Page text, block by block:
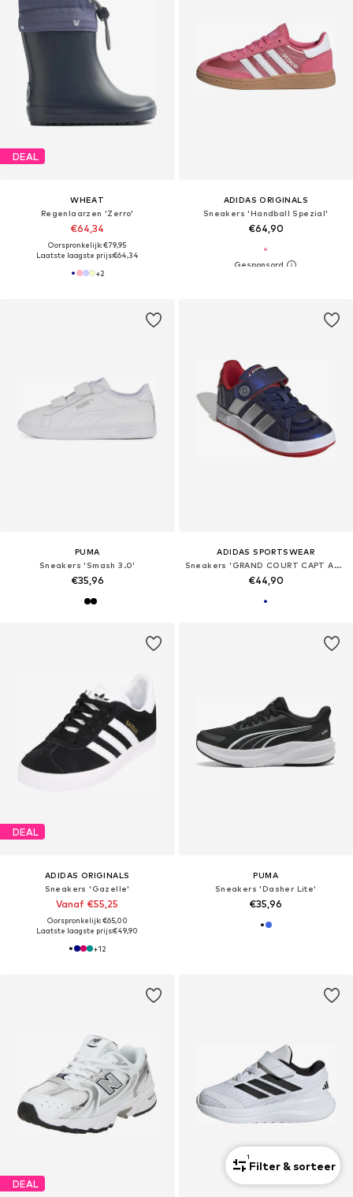
DEAL
WHEAT
Regenlaarzen 'Zerro'
€64,34
Oorspronkelijk: €79,95
Laatste laagste prijs:€64,34
+2
ADIDAS ORIGINALS
Sneakers 'Handball Spezial'
€64,90
PUMA
Sneakers 'Smash 3.0'
€35,96
ADIDAS SPORTSWEAR
Sneakers 'GRAND COURT CAPT AMERICA'
€44,90
DEAL
ADIDAS ORIGINALS
Sneakers 'Gazelle'
Vanaf €55,25
Oorspronkelijk: €65,00
Laatste laagste prijs:€49,90
+12
PUMA
Sneakers 'Dasher Lite'
€35,96
DEAL
1
Filter & sorteer